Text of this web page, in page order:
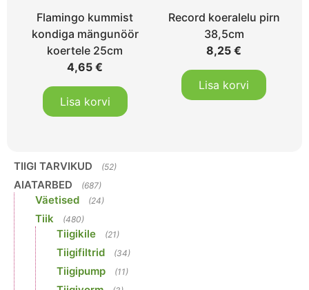
Flamingo kummist
kondiga mängunöör
koertele 25cm
4,65€
Lisa korvi
Record koeralelu pirn
38,5cm
8,25€
Lisa korvi
TIIGI TARVIKUD (52)
AIATARBED (687)
Väetised (24)
Tiik (480)
Tiigikile (21)
Tiigifiltrid (34)
Tiigipump (11)